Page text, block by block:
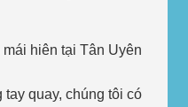
hiên tại Tân Uyên
quay, chúng tôi có